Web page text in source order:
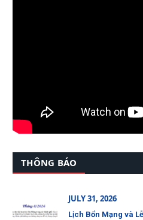
THÔNG BÁO
JULY 31, 2026
Lịch Bổn Mạng và